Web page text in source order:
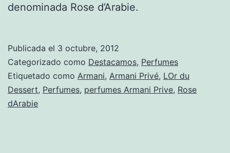
denominada Rose d’Arabie.
Publicada el 3 octubre, 2012
Categorizado como Destacamos, Perfumes
Etiquetado como Armani, Armani Privé, LOr du
Dessert, Perfumes, perfumes Armani Prive, Rose
dArabie